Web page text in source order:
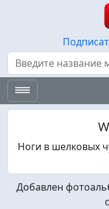
Поиск
Ноги в шелковых
Добавлен